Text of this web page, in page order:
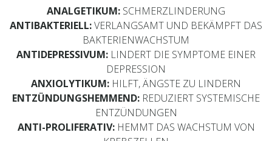
ANALGETIKUM: SCHMERZLINDERUNG
ANTIBAKTERIELL:VERLANGSAMT UND BEKÄMPFT DAS
BAKTERIENWACHSTUM
ANTIDEPRESSIVUM: LINDERT DIE SYMPTOME EINER
DEPRESSION
ANXIOLYTIKUM: HILFT, ÄNGSTE ZU LINDERN
ENTZÜNDUNGSHEMMEND: REDUZIERT SYSTEMISCHE
ENTZÜNDUNGEN
ANTI-PROLIFERATIV:HEMMT DAS WACHSTUM VON